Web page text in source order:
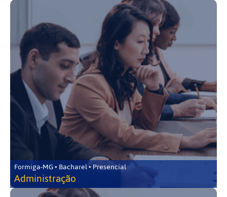
Formiga-MG • Bacharel • Presencial
Administração